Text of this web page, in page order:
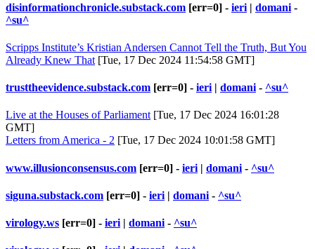
disinformationchronicle.substack.com [err=0] - ieri | domani -
^su^
Scripps Institute’s Kristian Andersen Cannot Tell the Truth, But You
Already Knew That [Tue, 17 Dec 2024 11:54:58 GMT]
trusttheevidence.substack.com [err=0] - ieri | domani - ^su^
Live at the Houses of Parliament [Tue, 17 Dec 2024 16:01:28
GMT]
Letters from America - 2 [Tue, 17 Dec 2024 10:01:58 GMT]
www.illusionconsensus.com [err=0] - ieri | domani - ^su^
siguna.substack.com [err=0] - ieri | domani - ^su^
virology.ws [err=0] - ieri | domani - ^su^